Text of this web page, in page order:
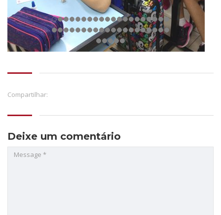
Compartilhar:
Deixe um comentário